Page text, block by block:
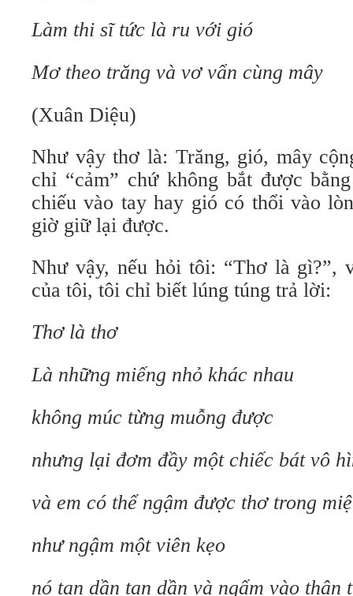
Làm thi sĩ tức là ru với gió
Mơ theo trăng và vơ vẩn cùng mây
(Xuân Diệu)
Như vậy thơ là: Trăng, gió, mây
chỉ “cảm” chứ không bắt được
chiếu vào tay hay gió có thổi vào
giờ giữ lại được.
Như vậy, nếu hỏi tôi: “Thơ là gì?”,
của tôi, tôi chỉ biết lúng túng trả lời:
Thơ là thơ
Là những miếng nhỏ khác nhau
không múc từng muỗng được
nhưng lại đơm đầy một chiếc bát vô
và em có thể ngậm được thơ trong
như ngậm một viên kẹo
nó tan dần tan dần và ngấm vào thân